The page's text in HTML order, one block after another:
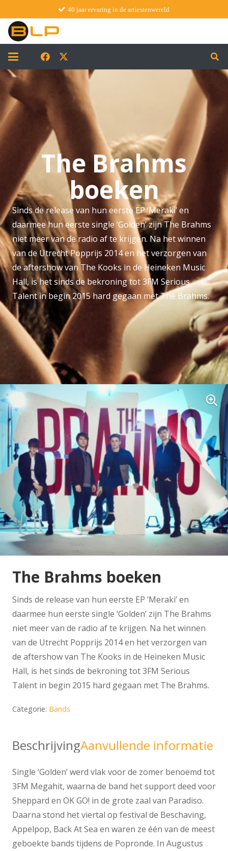
40 jaar ervaring in de artiestenwereld
The Brahms
boeken
Sinds de release van hun eerste EP ‘Meraki’ en
daarmee hun eerste single ‘Golden’ zijn The Brahms
niet meer van de radio af te krijgen. Na het winnen
van de Utrecht Popprijs 2014 en het verzorgen van
de aftershow van The Kooks in de Heineken Music
Hall, is het sinds de bekroning tot 3FM Serious
Talent in begin 2015 hard gegaan met The Brahms.
The Brahms boeken
Sinds de release van hun eerste EP ‘Meraki’ en
daarmee hun eerste single ‘Golden’ zijn The Brahms
niet meer van de radio af te krijgen. Na het winnen
van de Utrecht Popprijs 2014 en het verzorgen van
de aftershow van The Kooks in de Heineken Music
Hall, is het sinds de bekroning tot 3FM Serious
Talent in begin 2015 hard gegaan met The Brahms.
Categorie: Bands
BeschrijvingAanvullende informatie
Single ‘Golden’ werd vlak voor de zomer benoemd tot
3FM Megahit, waarna de band het support deed voor
Sheppard en OK GO! in de grote zaal van Paradiso.
Daarna stond het viertal op festival de Beschaving,
Appelpop, Back At Sea en waren ze één van de meest
geboekte bands tijdens de Popronde. In Augustus